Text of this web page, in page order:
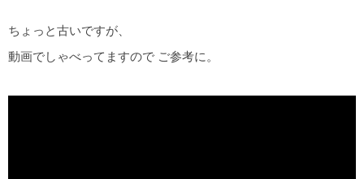
ちょっと古いですが、
動画でしゃべってますので ご参考に。